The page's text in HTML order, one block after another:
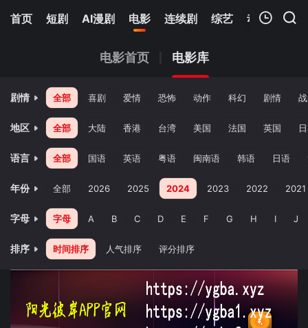
首页 短剧 AI漫剧 电影 连续剧 综艺 动漫
我的观影记录
暂无观看影片的记录
电影首页 电影库
剧情 全部 喜剧 爱情 恐怖 动作 科幻 剧情
地区 全部 大陆 香港 台湾 美国 法国 英国
语言 全部 国语 英语 粤语 闽南语 韩语 日语
年份 全部 2026 2025 2024 2023 2022 2021
字母 字母 A B C D E F G H I J
排序 时间排序 人气排序 评分排序